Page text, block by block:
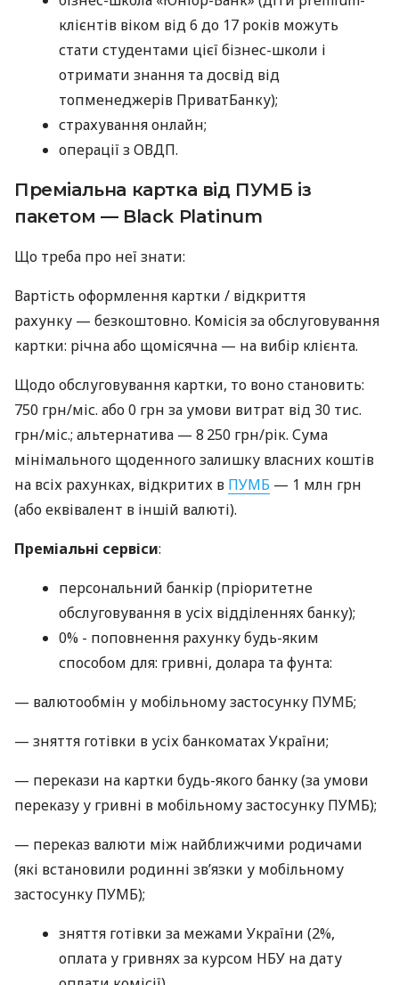
клієнтів віком від 6 до 17 років можуть
стати студентами цієї бізнес-школи і
отримати знання та досвід від
топменеджерів ПриватБанку);
страхування онлайн;
операції з ОВДП.
Преміальна картка від ПУМБ із
пакетом — Black Platinum
Що треба про неї знати:
Вартість оформлення картки / відкриття
рахунку — безкоштовно. Комісія за обслуговування
картки: річна або щомісячна — на вибір клієнта.
Щодо обслуговування картки, то воно становить:
750 грн/міс. або 0 грн за умови витрат від 30 тис.
грн/міс.; альтернатива — 8 250 грн/рік. Сума
мінімального щоденного залишку власних коштів
на всіх рахунках, відкритих в ПУМБ — 1 млн грн
(або еквівалент в іншій валюті).
Преміальні сервіси:
персональний банкір (пріоритетне
обслуговування в усіх відділеннях банку);
0% - поповнення рахунку будь-яким
способом для: гривні, долара та фунта:
— валютообмін у мобільному застосунку ПУМБ;
— зняття готівки в усіх банкоматах України;
— перекази на картки будь-якого банку (за умови
переказу у гривні в мобільному застосунку ПУМБ);
— переказ валюти між найближчими родичами
(які встановили родинні зв’язки у мобільному
застосунку ПУМБ);
зняття готівки за межами України (2%,
оплата у гривнях за курсом НБУ на дату